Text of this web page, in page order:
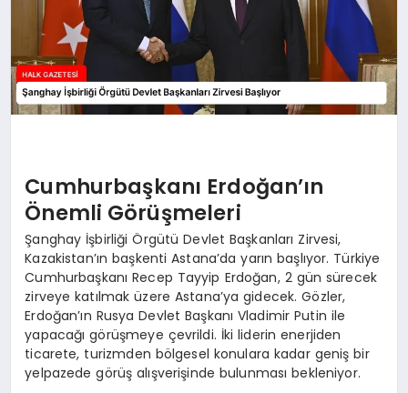
Cumhurbaşkanı Erdoğan’ın
Önemli Görüşmeleri
Şanghay İşbirliği Örgütü Devlet Başkanları Zirvesi,
Kazakistan’ın başkenti Astana’da yarın başlıyor. Türkiye
Cumhurbaşkanı Recep Tayyip Erdoğan, 2 gün sürecek
zirveye katılmak üzere Astana’ya gidecek. Gözler,
Erdoğan’ın Rusya Devlet Başkanı Vladimir Putin ile
yapacağı görüşmeye çevrildi. İki liderin enerjiden
ticarete, turizmden bölgesel konulara kadar geniş bir
yelpazede görüş alışverişinde bulunması bekleniyor.